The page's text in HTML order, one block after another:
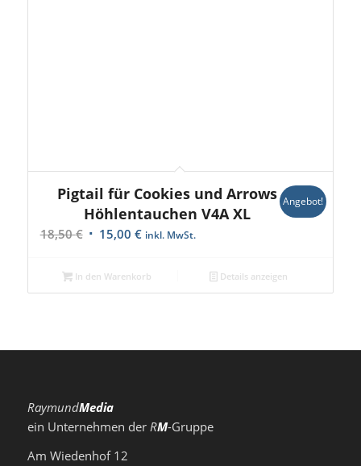
Pigtail für Cookies und Arrows
Höhlentauchen V4A XL
18,50€ Ursprünglicher
war:
18,50 €
15,00 €Aktueller
ist:
15,00 €.
inkl. MwSt.
Angebot!
In den Warenkorb Details anzeigen
RaymundMedia
ein Unternehmen der RM-Gruppe
Am Wiedenhof 12